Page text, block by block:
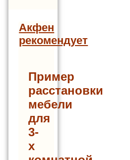
Акфен
рекомендует
Пример
расстановки
мебели
для
3-
х